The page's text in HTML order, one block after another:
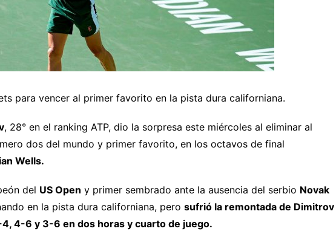
para vencer al primer favorito en la pista dura californiana.
, 28° en el ranking ATP, dio la sorpresa este miércoles al eliminar al
dos del mundo y primer favorito, en los octavos de final
Wells.
del US Open y primer sembrado ante la ausencia del serbio Novak
en la pista dura californiana, pero sufrió la remontada de Dimitrov
4-6 y 3-6 en dos horas y cuarto de juego.